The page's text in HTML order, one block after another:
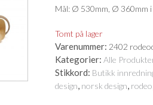
Mål: Ø 530mm, Ø 360mm
Tomt på lager
Varenummer: 2402
Kategorier: Alle
Stikkord: Butikk
design, norsk design, rodeo